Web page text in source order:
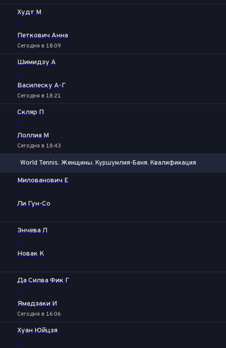
Худт М
-
Петкович Анна
Сегодня в 18:09
Шимидзу А
-
Василеску А-Г
Сегодня в 18:21
Скляр П
-
Лоллиа М
Сегодня в 18:43
World Tennis. Женщины. Куршумлия-Баня. Квалификация
Милованович Е
-
Ли Гун-Со
Энчева Л
-
Новак К
Да Силва Фик Г
-
Ямадзаки И
Сегодня в 16:06
Хуан Юйцзя
-